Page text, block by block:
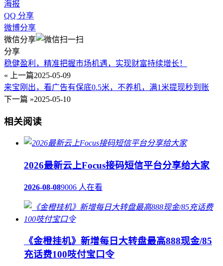
海报
QQ 分享
微博分享
微信分享
分享
稳健盈利，精准把握市场机遇，实现财富持续增长！
« 上一篇2025-05-09
来宝刚出，看广告有保底0.5米，不养机，满1米提现秒到账
下一篇 »2025-05-10
相关阅读
2026最新云上Focus接码短信平台分享给大家
2026-08-089006 人在看
《金橙挂机》新增每日大转盘最高888现金/85
充话费100吱付宝口令